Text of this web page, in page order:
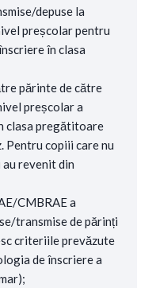
depuse la
preșcolar pentru
în clasa
părinte de către
preșcolar a
clasa pregătitoare
Pentru copiii care nu
revenit din
CMBRAE a
transmise de părinți
criteriile prevăzute
de înscriere a